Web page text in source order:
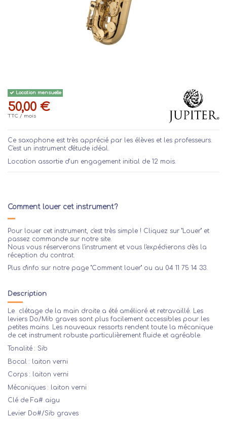
Location mensuelle
50,00 €
TTC / mois
Ce saxophone est très apprécié par les élèves et les professeurs.
C'est un instrument d'étude idéal.
Location assortie d’un engagement initial de 12 mois.
Comment louer cet instrument?
Pour louer cet instrument, c'est très simple ! Cliquez sur "Louer" et
passez commande sur notre site.
Nous vous réserverons l'instrument et vous l'expédierons dès la
réception du contrat.
Plus d'info sur notre page "Comment louer" ou au 04 11 75 14 33.
Description
Le clétage de la main droite a été amélioré et retravaillé. Les
leviers Do/Mib graves sont plus facilement accessibles pour les
petites mains. Les nouveaux ressorts rendent toute la mécanique
de cet instrument robuste particulièrement fluide et agréable.
Tonalité : Sib
Bocal : laiton verni
Corps : laiton verni
Mécaniques : laiton verni
Clé de Fa# aigu
Levier Do#/Sib graves